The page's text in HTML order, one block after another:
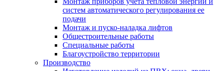
систем автоматического регулирования ее
подачи
Монтаж и пуско-наладка лифтов
Общестроительные работы
Специальные работы
Благоустройство территории
Производство